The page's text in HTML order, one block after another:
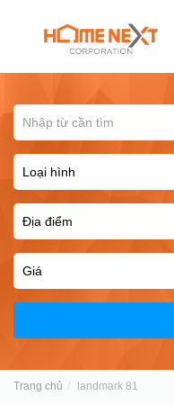
Trang chủ landmark 81